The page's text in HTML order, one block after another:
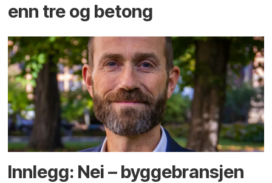
enn tre og betong
Innlegg: Nei – byggebransjen